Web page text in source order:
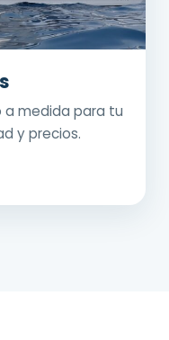
a medida para tu
y precios.